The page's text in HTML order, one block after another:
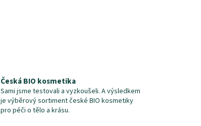
Česká BIO kosmetika
Sami jsme testovali a vyzkoušeli. A výsledkem
je výběrový sortiment české BIO kosmetiky
pro péči o tělo a krásu.